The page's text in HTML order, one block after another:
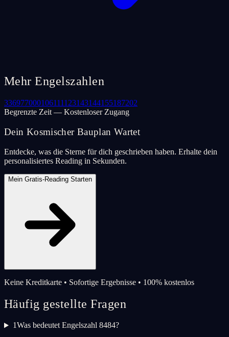
Mehr Engelszahlen
336977000106111123143144155187202
Begrenzte Zeit — Kostenloser Zugang
Dein Kosmischer Bauplan Wartet
Entdecke, was die Sterne für dich geschrieben haben. Erhalte dein
personalisiertes Reading in Sekunden.
Mein Gratis-Reading Starten
Keine Kreditkarte • Sofortige Ergebnisse • 100% kostenlos
Häufig gestellte Fragen
1Was bedeutet Engelszahl 8484?